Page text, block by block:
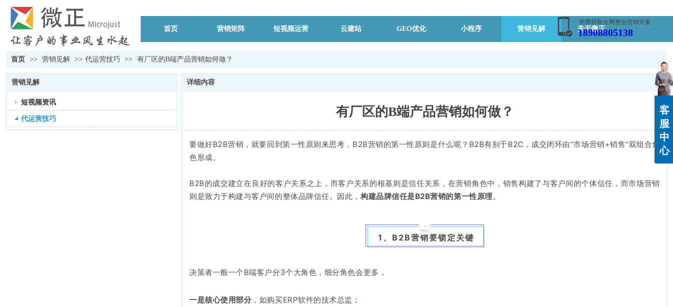
18908805138
免费获取全网整合营销方案
首页 营销矩阵 短视频运营 云建站 GEO优化 小程序 营销见解 关于微正
首页 >> 营销见解 >> 代运营技巧 >> 有厂区的B端产品营销如何做？
营销见解
短视频资讯
代运营技巧
详细内容
有厂区的B端产品营销如何做？
要做好B2B营销，就要回到第一性原则来思考，B2B营销的第一性原则是什么呢？B2B有别于B2C，成交闭环由“市场营销+销售“双组合角
色形成。
B2B的成交建立在良好的客户关系之上，而客户关系的根基则是信任关系，在营销角色中，销售构建了与客户间的个体信任，而市场营销
则是致力于构建与客户间的整体品牌信任。因此， 构建品牌信任是B2B营销的第一性原理。
1、B2B营销要锁定关键
决策者一般一个B端客户分3个大角色，细分角色会更多，
一是核心使用部分 ，如购买ERP软件的技术总监；
客
服
中
心